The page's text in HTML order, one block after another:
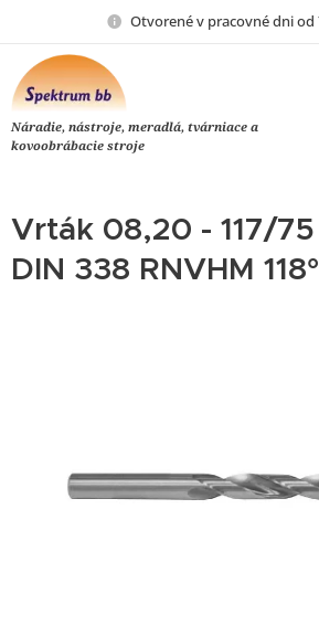
Otvorené v pracovné dni od
Náradie, nástroje, meradlá, tvárniace a
kovoobrábacie stroje
Vrták 08,20 - 117/
DIN 338 RNVHM 118°